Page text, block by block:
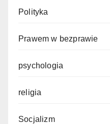
Polityka
Prawem w bezprawie
psychologia
religia
Socjalizm